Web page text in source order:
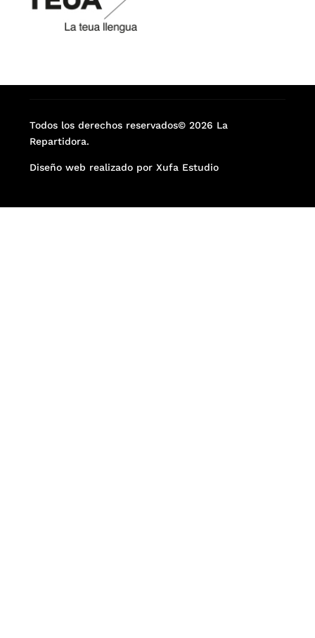
Todos los derechos reservados© 2026 La
Repartidora.
Diseño web realizado por Xufa Estudio